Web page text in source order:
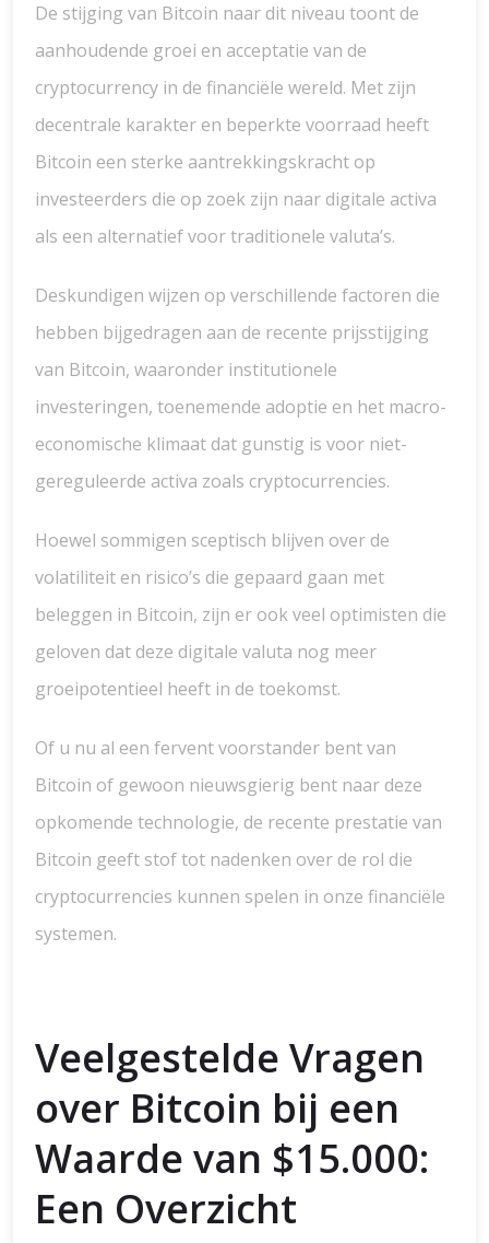
De stijging van Bitcoin naar dit niveau toont de
aanhoudende groei en acceptatie van de
cryptocurrency in de financiële wereld. Met zijn
decentrale karakter en beperkte voorraad heeft
Bitcoin een sterke aantrekkingskracht op
investeerders die op zoek zijn naar digitale activa
als een alternatief voor traditionele valuta’s.
Deskundigen wijzen op verschillende factoren die
hebben bijgedragen aan de recente prijsstijging
van Bitcoin, waaronder institutionele
investeringen, toenemende adoptie en het macro-
economische klimaat dat gunstig is voor niet-
gereguleerde activa zoals cryptocurrencies.
Hoewel sommigen sceptisch blijven over de
volatiliteit en risico’s die gepaard gaan met
beleggen in Bitcoin, zijn er ook veel optimisten die
geloven dat deze digitale valuta nog meer
groeipotentieel heeft in de toekomst.
Of u nu al een fervent voorstander bent van
Bitcoin of gewoon nieuwsgierig bent naar deze
opkomende technologie, de recente prestatie van
Bitcoin geeft stof tot nadenken over de rol die
cryptocurrencies kunnen spelen in onze financiële
systemen.
Veelgestelde Vragen
over Bitcoin bij een
Waarde van $15.000:
Een Overzicht